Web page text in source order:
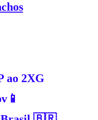
ao 2XG